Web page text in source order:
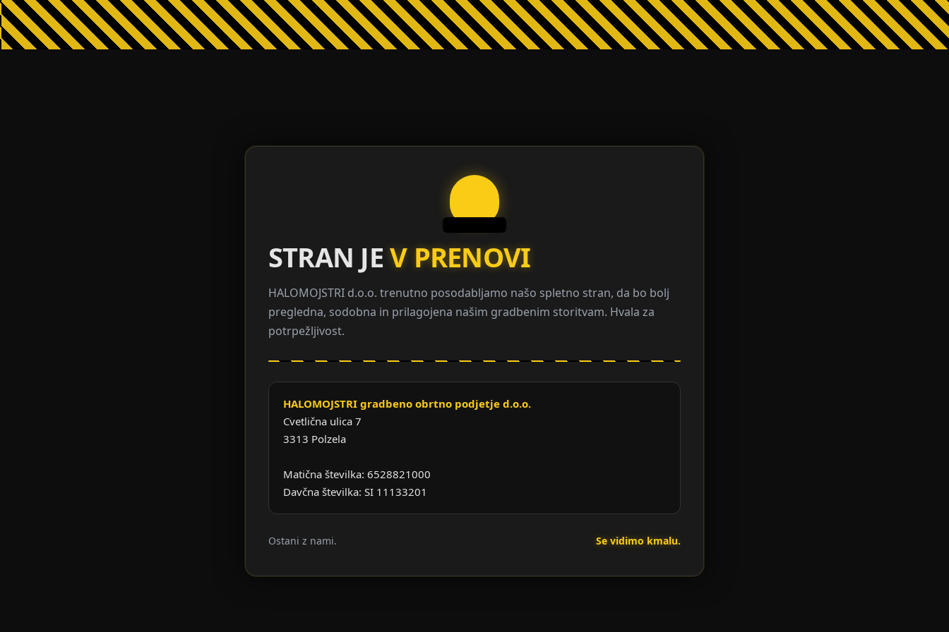
STRAN JEV PRENOVI
HALOMOJSTRI d.o.o. trenutno posodabljamo našo spletno stran, da bo bolj
pregledna, sodobna in prilagojena našim gradbenim storitvam. Hvala za
potrpežljivost.
HALOMOJSTRI gradbeno obrtno podjetje d.o.o.
Cvetlična ulica 7
3313 Polzela
Matična številka: 6528821000
Davčna številka: SI 11133201
Ostani z nami. Se vidimo kmalu.